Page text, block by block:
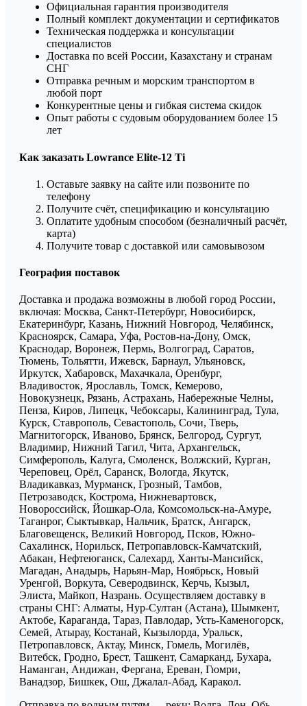
Официальная гарантия производителя
Полный комплект документации и сертификатов
Техническая поддержка и консультации
специалистов
Доставка по всей России, Казахстану и странам
СНГ
Отправка речным и морским транспортом в
любой порт
Конкурентные цены и гибкая система скидок
Опыт работы с судовым оборудованием более 15
лет
Как заказать Lowrance Elite-12 Ti
Оставьте заявку на сайте или позвоните по
телефону
Получите счёт, спецификацию и консультацию
Оплатите удобным способом (безналичный расчёт,
карта)
Получите товар с доставкой или самовывозом
География поставок
Доставка и продажа возможны в любой город России,
включая: Москва, Санкт-Петербург, Новосибирск,
Екатеринбург, Казань, Нижний Новгород, Челябинск,
Красноярск, Самара, Уфа, Ростов-на-Дону, Омск,
Краснодар, Воронеж, Пермь, Волгоград, Саратов,
Тюмень, Тольятти, Ижевск, Барнаул, Ульяновск,
Иркутск, Хабаровск, Махачкала, Оренбург,
Владивосток, Ярославль, Томск, Кемерово,
Новокузнецк, Рязань, Астрахань, Набережные Челны,
Пенза, Киров, Липецк, Чебоксары, Калининград, Тула,
Курск, Ставрополь, Севастополь, Сочи, Тверь,
Магнитогорск, Иваново, Брянск, Белгород, Сургут,
Владимир, Нижний Тагил, Чита, Архангельск,
Симферополь, Калуга, Смоленск, Волжский, Курган,
Череповец, Орёл, Саранск, Вологда, Якутск,
Владикавказ, Мурманск, Грозный, Тамбов,
Петрозаводск, Кострома, Нижневартовск,
Новороссийск, Йошкар-Ола, Комсомольск-на-Амуре,
Таганрог, Сыктывкар, Нальчик, Братск, Ангарск,
Благовещенск, Великий Новгород, Псков, Южно-
Сахалинск, Норильск, Петропавловск-Камчатский,
Абакан, Нефтеюганск, Салехард, Ханты-Мансийск,
Магадан, Анадырь, Нарьян-Мар, Ноябрьск, Новый
Уренгой, Воркута, Северодвинск, Керчь, Кызыл,
Элиста, Майкоп, Назрань. Осуществляем доставку в
страны СНГ: Алматы, Нур-Султан (Астана), Шымкент,
Актобе, Караганда, Тараз, Павлодар, Усть-Каменогорск,
Семей, Атырау, Костанай, Кызылорда, Уральск,
Петропавловск, Актау, Минск, Гомель, Могилёв,
Витебск, Гродно, Брест, Ташкент, Самарканд, Бухара,
Наманган, Андижан, Фергана, Ереван, Гюмри,
Ванадзор, Бишкек, Ош, Джалал-Абад, Каракол.